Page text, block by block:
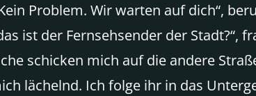
Problem. Wir warten auf dich“,
ist der Fernsehsender der
schicken mich auf die andere
lächelnd. Ich folge ihr in das